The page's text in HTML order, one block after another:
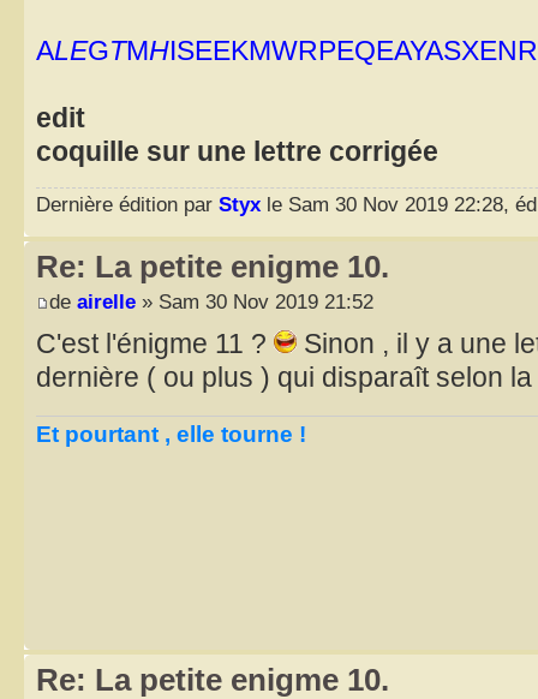
ALEGTMH
edit
coquille sur une lettre corrigée
Dernière édition par Styx le Sam 30 Nov 2019 22:28,
Re: La petite enigme 10.
de airelle » Sam 30 Nov 2019 21:52
C'est l'énigme 11 ?
Sinon , il y a une
dernière ( ou plus ) qui disparaît selon
Et pourtant , elle tourne !
Re: La petite enigme 10.